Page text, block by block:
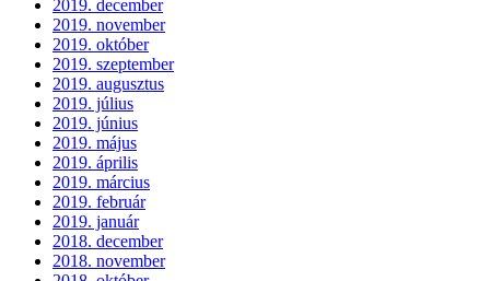
2019. december
2019. november
2019. október
2019. szeptember
2019. augusztus
2019. július
2019. június
2019. május
2019. április
2019. március
2019. február
2019. január
2018. december
2018. november